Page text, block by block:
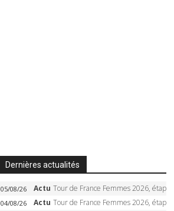
Dernières actualités
05/08/26 Actu Tour de France Femmes 2026, étape 5 – Demi Vollering gagne à Belleville, Reusser en jaune, Ferrand-Prévot coule
04/08/26 Actu Tour de France Femmes 2026, étape 4 – Marlen Reusser écrase le chrono, Ferrand-Prévot en crise